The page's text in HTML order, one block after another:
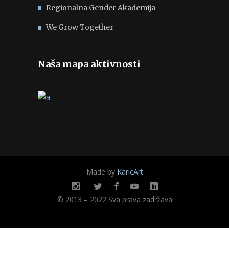
Regionalna Gender Akademija
We Grow Together
Naša mapa aktivnosti
Made by KaricArt
© 2013 – 2022 Sva prava zadržava